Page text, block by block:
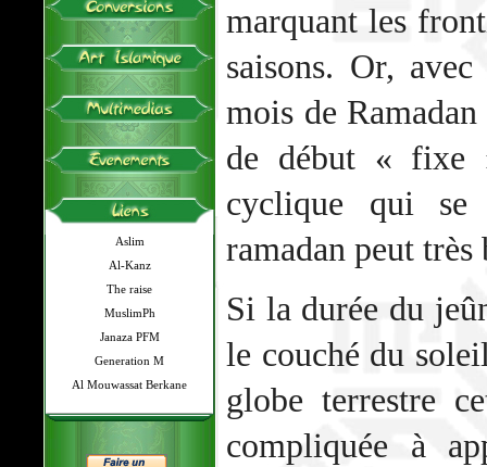
Aslim
Al-Kanz
The raise
MuslimPh
Janaza PFM
Generation M
Al Mouwassat Berkane
marquant les
saisons. Or,
mois de
de début « fixe
cyclique qui se
ramadan peut
Si la durée du
le couché du
globe terrestre
compliquée à